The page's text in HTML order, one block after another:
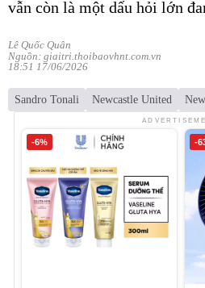
vẫn còn là một dấu hỏi lớn
Lê Quốc Quân
Nguồn: giaitri.thoibaovhnt.com.vn
18:51 17/06/2026
Sandro Tonali Newcastle United
-6% -